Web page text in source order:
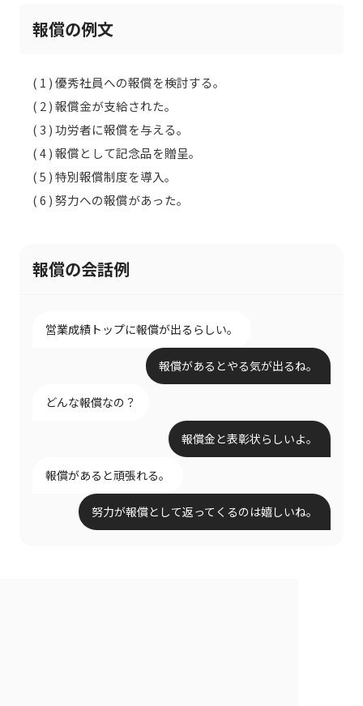
報償の例文
( 1 ) 優秀社員への報償を検討する。
( 2 ) 報償金が支給された。
( 3 ) 功労者に報償を与える。
( 4 ) 報償として記念品を贈呈。
( 5 ) 特別報償制度を導入。
( 6 ) 努力への報償があった。
報償の会話例
営業成績トップに報償が出るらしい。
報償があるとやる気が出るね。
どんな報償なの？
報償金と表彰状らしいよ。
報償があると頑張れる。
努力が報償として返ってくるのは嬉しいね。